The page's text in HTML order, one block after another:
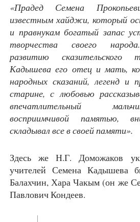
«Прадед Семена
известным хайджи, который
и правнукам богатый запас
творчества своего
развитию сказительского
Кадышева его отец и мать,
народных сказаний, легенд и
старине, с любовью
впечатлительный
восприимчивой памятью,
складывал все в своей памяти».
Здесь же Н.Г. Доможаков
учителей Семена Кадышева
Балахчин, Хара Чакым (он же
Павлович Кондеев.